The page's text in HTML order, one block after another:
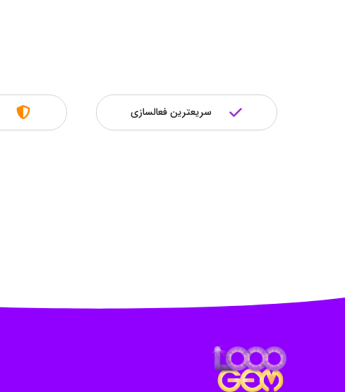
سریعترین فعالسازی